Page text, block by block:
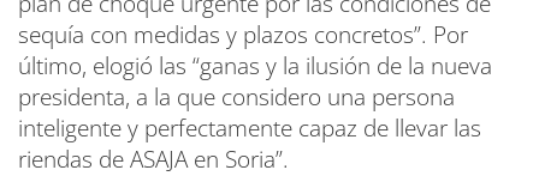
sequía con medidas y plazos concretos”. Por
último, elogió las “ganas y la ilusión de la nueva
presidenta, a la que considero una persona
inteligente y perfectamente capaz de llevar las
riendas de ASAJA en Soria”.